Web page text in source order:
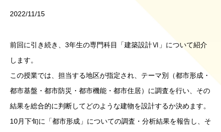
2022/11/15
前回に引き続き、3年生の専門科目「建築設計Ⅵ」について紹介
します。
この授業では、担当する地区が指定され、テーマ別（都市形成・
都市基盤・都市防災・都市機能・都市住居）に調査を行い、その
結果を総合的に判断してどのような建物を設計するか決めます。
10月下旬に 「都市形成」についての調査・分析結果を報告し、そ